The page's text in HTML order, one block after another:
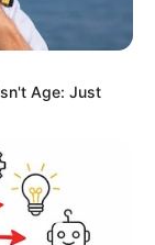
Age: Just